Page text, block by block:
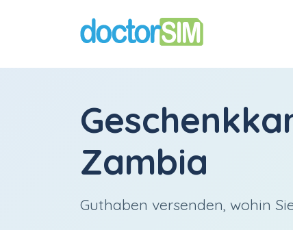
Zambia
Guthaben versenden, wohin